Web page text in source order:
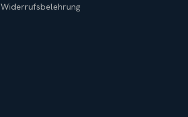
Widerrufsbelehrung